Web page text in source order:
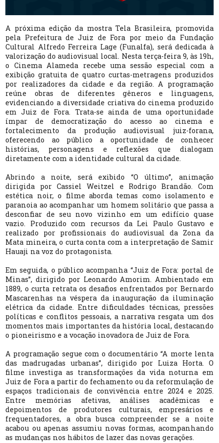
A próxima edição da mostra Tela Brasileira, promovida
pela Prefeitura de Juiz de Fora por meio da Fundação
Cultural Alfredo Ferreira Lage (Funalfa), será dedicada à
valorização do audiovisual local. Nesta terça-feira 9, às 19h,
o Cinema Alameda recebe uma sessão especial com a
exibição gratuita de quatro curtas-metragens produzidos
por realizadores da cidade e da região.A programação
reúne obras de diferentes gêneros e linguagens,
evidenciando a diversidade criativa do cinema produzido
em Juiz de Fora. Trata-se ainda de uma oportunidade
ímpar de democratização do acesso ao cinema e
fortalecimento da produção audiovisual juiz-forana,
oferecendo ao público a oportunidade de conhecer
histórias, personagens e reflexões que dialogam
diretamente com a identidade cultural da cidade.
Abrindo a noite, será exibido “O último”, animação
dirigida por Cassiel Weitzel e Rodrigo Brandão. Com
estética noir, o filme aborda temas como isolamento e
paranoia ao acompanhar um homem solitário que passa a
desconfiar de seu novo vizinho em um edifício quase
vazio. Produzido com recursos da Lei Paulo Gustavo e
realizado por profissionais do audiovisual da Zona da
Mata mineira, o curta conta com a interpretação de Samir
Hauaji na voz do protagonista.
Em seguida, o público acompanha “Juiz de Fora: portal de
Minas”, dirigido por Leonardo Amorim. Ambientado em
1889, o curta retrata os desafios enfrentados por Bernardo
Mascarenhas na véspera da inauguração da iluminação
elétrica da cidade. Entre dificuldades técnicas, pressões
políticas e conflitos pessoais, a narrativa resgata um dos
momentos mais importantes da história local, destacando
o pioneirismo e a vocação inovadora de Juiz de Fora.
A programação segue com o documentário “A morte lenta
das madrugadas urbanas”, dirigido por Luiza Horta. O
filme investiga as transformações da vida noturna em
Juiz de Fora a partir do fechamento ou da reformulação de
espaços tradicionais de convivência entre 2024 e 2025.
Entre memórias afetivas, análises acadêmicas e
depoimentos de produtores culturais, empresários e
frequentadores, a obra busca compreender se a noite
acabou ou apenas assumiu novas formas, acompanhando
as mudanças nos hábitos de lazer das novas gerações.